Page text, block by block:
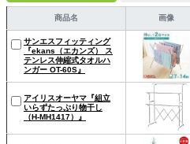
商品名 画像
サンエスフィッティング
『ekans（エカンズ） ス
テンレス伸縮式タオルハ
ンガー OT-60S』
アイリスオーヤマ『組立
いらずたっぷり物干し
（H-MH1417）』